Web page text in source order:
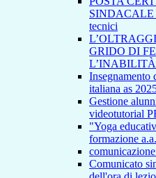
SINDACALE
tecnici
GRIDO DI
Insegnamento
italiana as
Gestione
videotutorial
"Yoga
formazione
Comunicato